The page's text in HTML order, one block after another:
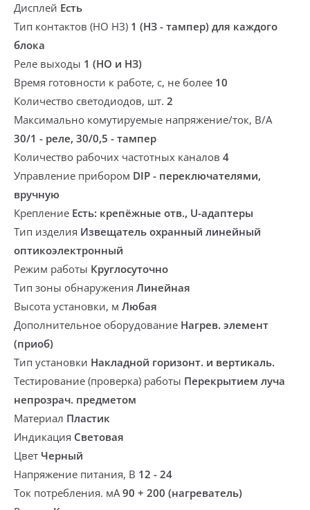
Дисплей Есть
Тип контактов (НО НЗ) 1 (НЗ - тампер) для каждого
блока
Реле выходы 1 (НО и НЗ)
Время готовности к работе, с, не более 10
Количество светодиодов, шт. 2
Максимально комутируемые напряжение/ток, В/А
30/1 - реле, 30/0,5 - тампер
Количество рабочих частотных каналов 4
Управление прибором DIP - переключателями,
вручную
Крепление Есть: крепёжные отв., U-адаптеры
Тип изделия Извещатель охранный линейный
оптикоэлектронный
Режим работы Круглосуточно
Тип зоны обнаружения Линейная
Высота установки, м Любая
Дополнительное оборудование Нагрев. элемент
(приоб)
Тип установки Накладной горизонт. и вертикаль.
Тестирование (проверка) работы Перекрытием луча
непрозрач. предметом
Материал Пластик
Индикация Световая
Цвет Черный
Напряжение питания, В 12 - 24
Ток потребления. мА90 + 200 (нагреватель)